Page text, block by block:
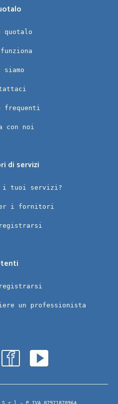
quotalo
funziona
siamo
frequenti
con noi
di servizi
i tuoi servizi?
i fornitori
registrarsi
registrarsi
un professionista
P.IVA 07971870964